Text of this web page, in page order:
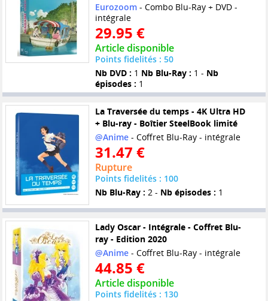
Eurozoom- Combo Blu-Ray + DVD -
intégrale
29.95 €
Article disponible
Points fidelités : 50
Nb DVD : 1 Nb Blu-Ray : 1 - Nb
épisodes : 1
La Traversée du temps - 4K Ultra HD
+ Blu-ray - Boîtier SteelBook limité
@Anime- Coffret Blu-Ray - intégrale
31.47 €
Rupture
Points fidelités : 100
Nb Blu-Ray : 2 - Nb épisodes : 1
Lady Oscar - Intégrale - Coffret Blu-
ray - Edition 2020
@Anime- Coffret Blu-Ray - intégrale
44.85 €
Article disponible
Points fidelités : 130